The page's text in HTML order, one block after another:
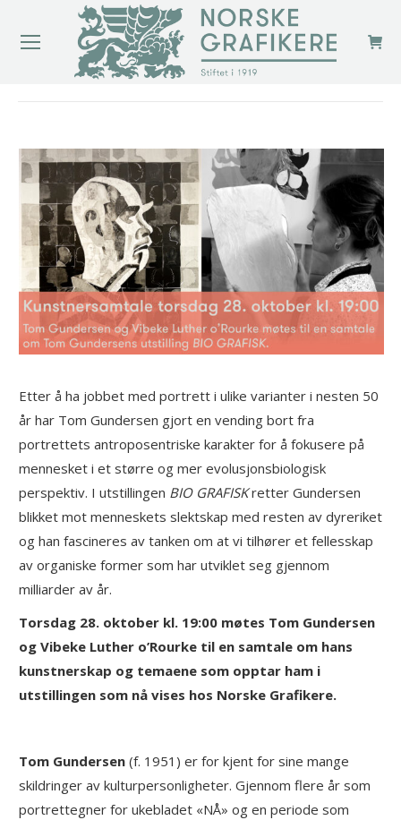
Etter å ha jobbet med portrett i ulike varianter i nesten 50
år har Tom Gundersen gjort en vending bort fra
portrettets antroposentriske karakter for å fokusere på
mennesket i et større og mer evolusjonsbiologisk
perspektiv. I utstillingen BIO GRAFISKretter Gundersen
blikket mot menneskets slektskap med resten av dyreriket
og han fascineres av tanken om at vi tilhører et fellesskap
av organiske former som har utviklet seg gjennom
milliarder av år.
Torsdag 28. oktober kl. 19:00 møtes Tom Gundersen
og Vibeke Luther o’Rourke til en samtale om hans
kunstnerskap og temaene som opptar ham i
utstillingen som nå vises hos Norske Grafikere.
Tom Gundersen(f. 1951) er for kjent for sine mange
skildringer av kulturpersonligheter. Gjennom flere år som
portrettegner for ukebladet «NÅ» og en periode som